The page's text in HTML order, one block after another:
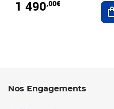
1 490,00€
Nos Engagements